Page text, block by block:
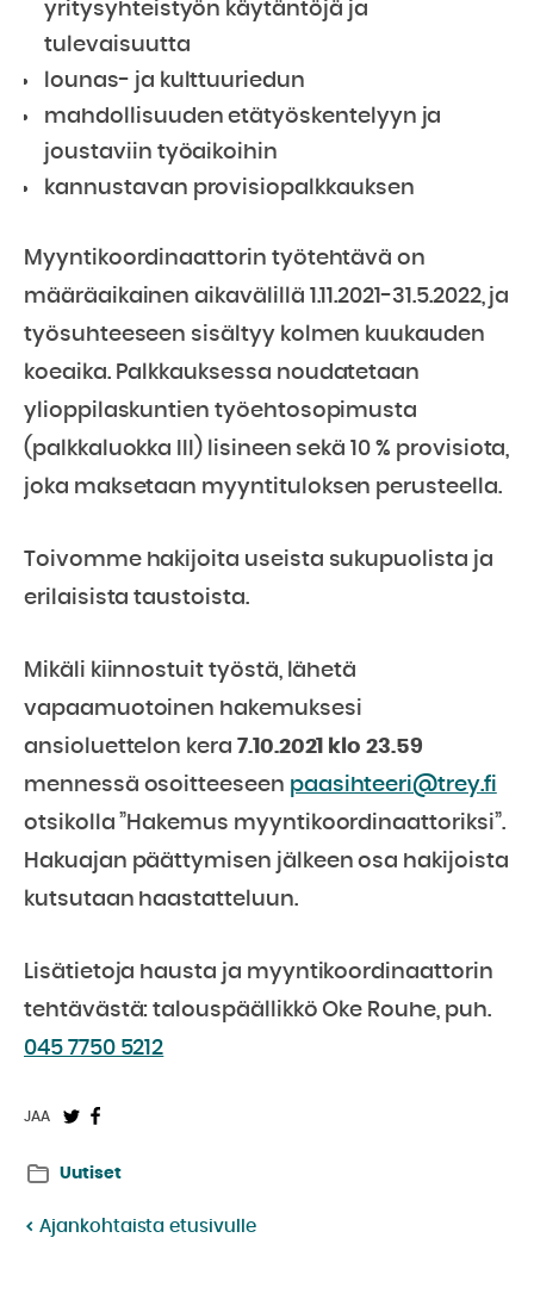
yritysyhteistyön käytäntöjä ja
tulevaisuutta
lounas- ja kulttuuriedun
mahdollisuuden etätyöskentelyyn ja
joustaviin työaikoihin
kannustavan provisiopalkkauksen
Myyntikoordinaattorin työtehtävä on
määräaikainen aikavälillä 1.11.2021-31.5.2022, ja
työsuhteeseen sisältyy kolmen kuukauden
koeaika. Palkkauksessa noudatetaan
ylioppilaskuntien työehtosopimusta
(palkkaluokka III) lisineen sekä 10 % provisiota,
joka maksetaan myyntituloksen perusteella.
Toivomme hakijoita useista sukupuolista ja
erilaisista taustoista.
Mikäli kiinnostuit työstä, lähetä
vapaamuotoinen hakemuksesi
ansioluettelon kera 7.10.2021 klo 23.59
mennessä osoitteeseen paasihteeri@trey.fi
otsikolla ”Hakemus myyntikoordinaattoriksi”.
Hakuajan päättymisen jälkeen osa hakijoista
kutsutaan haastatteluun.
Lisätietoja hausta ja myyntikoordinaattorin
tehtävästä: talouspäällikkö Oke Rouhe, puh.
045 7750 5212
JAA
JaaJaa
Uutiset
Ajankohtaista etusivulle